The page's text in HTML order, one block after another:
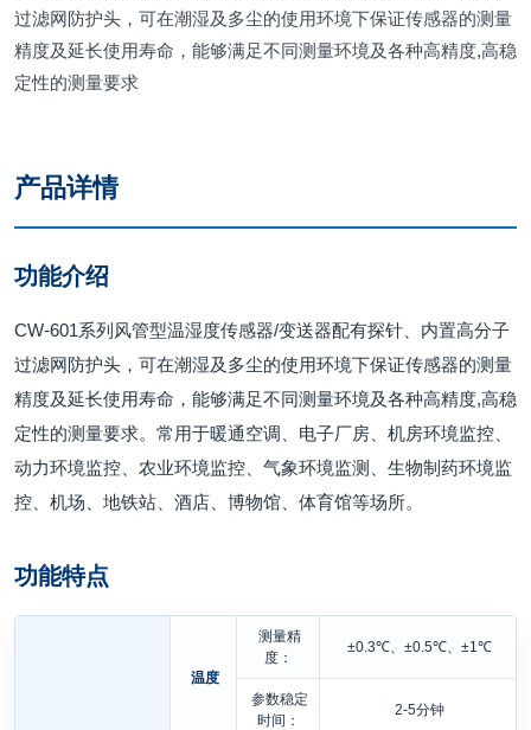
过滤网防护头，可在潮湿及多尘的使用环境下保证传感器的测量
精度及延长使用寿命，能够满足不同测量环境及各种高精度,高稳
定性的测量要求
产品详情
功能介绍
CW-601系列风管型温湿度传感器/变送器配有探针、内置高分子
过滤网防护头，可在潮湿及多尘的使用环境下保证传感器的测量
精度及延长使用寿命，能够满足不同测量环境及各种高精度,高稳
定性的测量要求。常用于暖通空调、电子厂房、机房环境监控、
动力环境监控、农业环境监控、气象环境监测、生物制药环境监
控、机场、地铁站、酒店、博物馆、体育馆等场所。
功能特点
温度
测量精
度：
±0.3℃、±0.5℃、±1℃
参数稳定
时间：
2-5分钟